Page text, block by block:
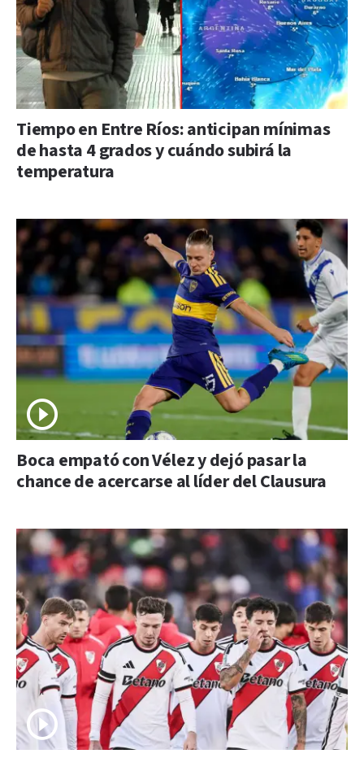
Tiempo en Entre Ríos: anticipan mínimas
de hasta 4 grados y cuándo subirá la
temperatura
Boca empató con Vélez y dejó pasar la
chance de acercarse al líder del Clausura